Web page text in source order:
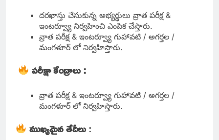
దరఖాస్తు చేసుకున్న అభ్యర్థులు వ్రాత పరీక్ష &
ఇంటర్వ్యూ నిర్వహించి ఎంపిక చేస్తారు.
వ్రాత పరీక్ష & ఇంటర్వ్యూ గుహావటి / అగర్తల /
మంగళూర్ లో నిర్వహిస్తారు.
పరీక్షా కేంద్రాలు :
వ్రాత పరీక్ష & ఇంటర్వ్యూ గుహావటి / అగర్తల /
మంగళూర్ లో నిర్వహిస్తారు.
ముఖ్యమైన తేదీలు: